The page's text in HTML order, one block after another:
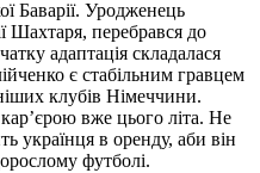
Баварії. Уродженець
Шахтаря, перебрався до
адаптація складалася
є стабільним гравцем
клубів Німеччини.
вже цього літа. Не
українця в оренду, аби він
футболі.